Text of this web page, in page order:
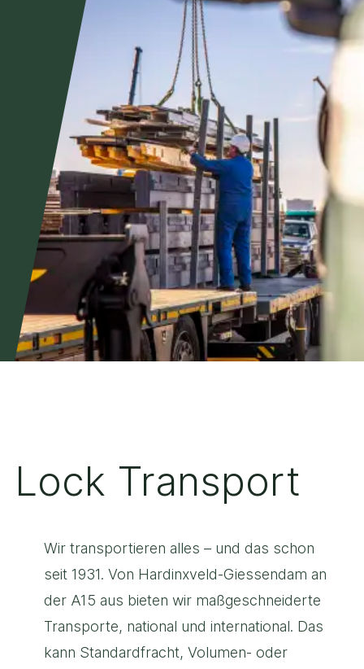
Lock Transport
Wir transportieren alles – und das schon
seit 1931. Von Hardinxveld-Giessendam an
der A15 aus bieten wir maßgeschneiderte
Transporte, national und international. Das
kann Standardfracht, Volumen- oder